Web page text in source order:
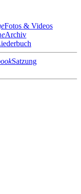
Fotos & Videos
Archiv
Satzung